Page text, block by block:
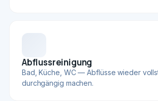
Abflussreinigung
Bad, Küche, WC — Abflüsse wieder
durchgängig machen.